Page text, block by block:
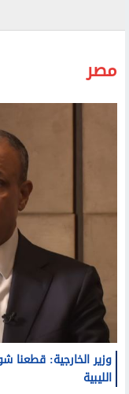
مصر
وزير الخارجية:
الليبية